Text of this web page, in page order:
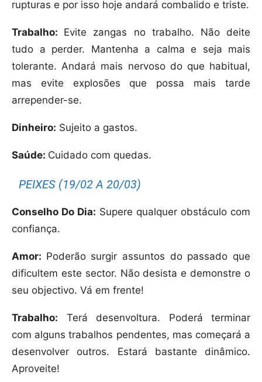
rupturas e por isso hoje andará combalido e triste.
Trabalho: Evite zangas no trabalho. Não deite
tudo a perder. Mantenha a calma e seja mais
tolerante. Andará mais nervoso do que habitual,
mas evite explosões que possa mais tarde
arrepender-se.
Dinheiro: Sujeito a gastos.
Saúde: Cuidado com quedas.
PEIXES (19/02 A 20/03)
Conselho Do Dia: Supere qualquer obstáculo com
confiança.
Amor: Poderão surgir assuntos do passado que
dificultem este sector. Não desista e demonstre o
seu objectivo. Vá em frente!
Trabalho: Terá desenvoltura. Poderá terminar
com alguns trabalhos pendentes, mas começará a
desenvolver outros. Estará bastante dinâmico.
Aproveite!